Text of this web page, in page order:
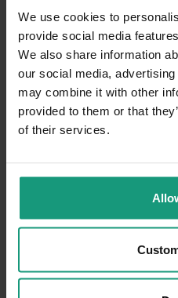
We use cookies to
provide social media
We also share information
our social media,
may combine it with other
provided to them or that
of their services.
Dziękujemy za tak
przyjemność
doświadczeniami. Do
7/7/2026
Karma smakowała...
Opinia dotyczy
szczeniąt duoproteina